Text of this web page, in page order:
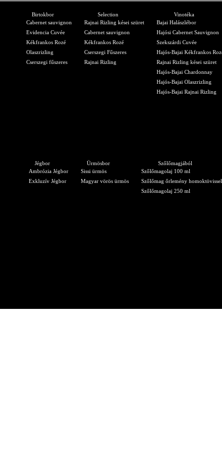
Birtokbor
Cabernet sauvignon
Evidencia Cuvée
Kékfrankos Rozé
Olaszrizling
Cserszegi fűszeres
Selection
Rajnai Rizling kései szüret
Cabernet sauvignon
Kékfrankos Rozé
Cserszegi Fűszeres
Rajnai Rizling
Vinotéka
Bajai Halászlébor
Hajósi Cabernet Sauvignon
Szekszárdi Cuvée
Hajós-Bajai Kékfrankos
Rajnai Rizling kései szüret
Hajós-Bajai Chardonnay
Hajós-Bajai Olaszrizling
Hajós-Bajai Rajnai Rizling
Jégbor
Ambrózia Jégbor
Exkluzív Jégbor
Ürmösbor
Sissi ürmös
Magyar vörös ürmös
Szőlőmagjából
Szőlőmagolaj 100 ml
Szőlőmag őrlemény homoktövissel
Szőlőmagolaj 250 ml